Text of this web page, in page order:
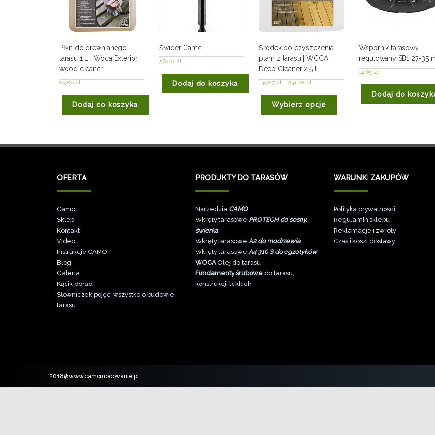
Płyn do drewnianego
tarasu 1 L | Woca Exterior
wood cleaner
83.86 zł
Dodaj do koszyka
Świder Camo
56.00 zł
Dodaj do koszyka
Środek do czyszczenia
plam z tarasu | WOCA
Deep Cleaner 2.5 L
149.87 zł – 241.68 zł
Wybierz opcje
Wspornik tarasowy
regulowany SB1 27-35
14.09 zł
Dodaj do
OFERTA
Camo
Sklep
Kontakt
Video
Instrukcje CAMO
Blog
Galeria
Kącik porad
Słowniczek pojęć-wszystko o budowie
tarasu
PRODUKTY DO TARASÓW
Narzedzia CAMO
Wkręty tarasowe PROTECH do sosny,
świerka
Wkręty tarasowe A2 do modrzewia
Wkręty tarasowe A4 316 S do egzotyków
WOCA Olej do tarasu
Fundamenty śrubowe do tarasu,
konstrukcji lekkich
WARUNKI ZAKUPÓW
Polityka prywatności
Regulamin sklepu
Reklamacje i zwroty
Czas i koszt dostawy
2018@www.camomocowanie.pl